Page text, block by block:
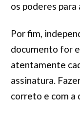
os poderes
Por fim,
documento for
atentamente
assinatura.
correto e com a